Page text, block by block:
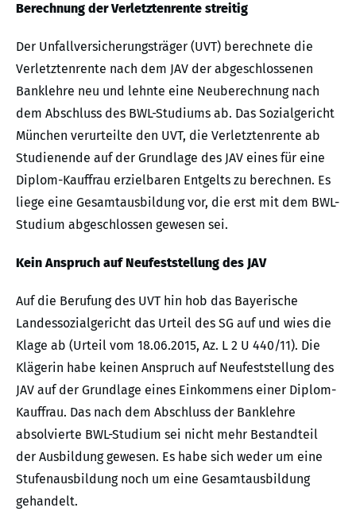
Berechnung der Verletztenrente streitig
Der Unfallversicherungsträger (UVT) berechnete die
Verletztenrente nach dem JAV der abgeschlossenen
Banklehre neu und lehnte eine Neuberechnung nach
dem Abschluss des BWL-Studiums ab. Das Sozialgericht
München verurteilte den UVT, die Verletztenrente ab
Studienende auf der Grundlage des JAV eines für eine
Diplom-Kauffrau erzielbaren Entgelts zu berechnen. Es
liege eine Gesamtausbildung vor, die erst mit dem BWL-
Studium abgeschlossen gewesen sei.
Kein Anspruch auf Neufeststellung des JAV
Auf die Berufung des UVT hin hob das Bayerische
Landessozialgericht das Urteil des SG auf und wies die
Klage ab (Urteil vom 18.06.2015, Az. L 2 U 440/11). Die
Klägerin habe keinen Anspruch auf Neufeststellung des
JAV auf der Grundlage eines Einkommens einer Diplom-
Kauffrau. Das nach dem Abschluss der Banklehre
absolvierte BWL-Studium sei nicht mehr Bestandteil
der Ausbildung gewesen. Es habe sich weder um eine
Stufenausbildung noch um eine Gesamtausbildung
gehandelt.